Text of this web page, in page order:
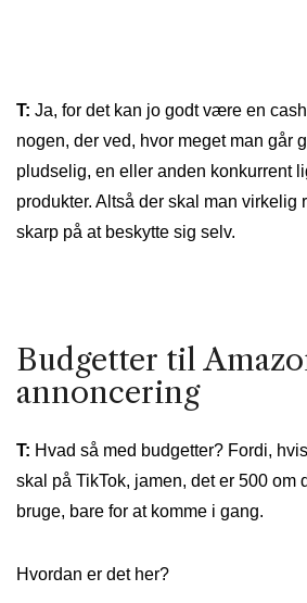
T: Ja, for det kan jo godt være en
nogen, der ved, hvor meget man går
pludselig, en eller anden konkurrent
produkter. Altså der skal man
skarp på at beskytte sig selv.
Budgetter til
annoncering
T: Hvad så med budgetter? Fordi,
skal på TikTok, jamen, det er 500 om
bruge, bare for at komme i gang.
Hvordan er det her?